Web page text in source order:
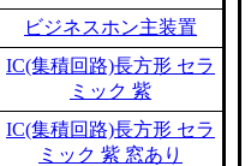
ビジネスホン主装置
IC(集積回路)長方形 セラ
ミック 紫
IC(集積回路)長方形 セラ
ミック 紫 窓あり